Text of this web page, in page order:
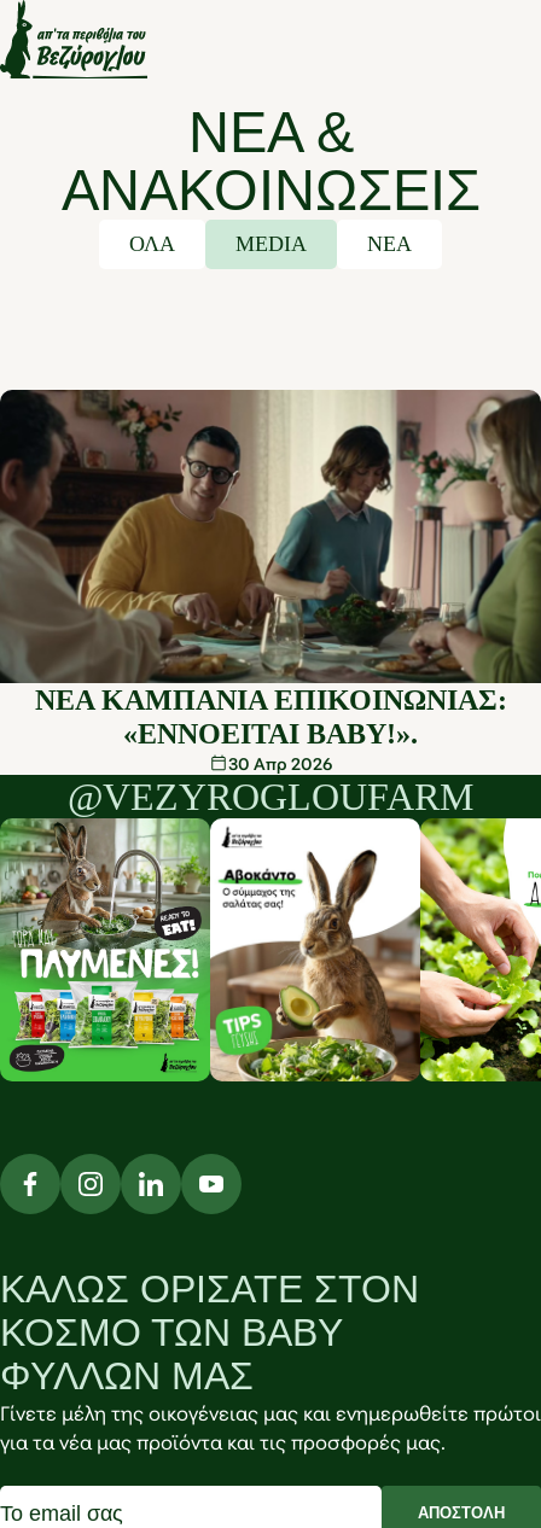
ΝΕΑ &
ΑΝΑΚΟΙΝΩΣΕΙΣ
ΌΛΑ MEDIA NEA
30 Απρ 2026
ΝΈΑ ΚΑΜΠΆΝΙΑ ΕΠΙΚΟΙΝΩΝΊΑΣ:
«ΕΝΝΟΕΊΤΑΙ BABY!».
@VEZYROGLOUFARM
ΚΑΛΩΣ ΟΡΙΣΑΤΕ ΣΤΟΝ
ΚΟΣΜΟ ΤΩΝ BABY
ΦΥΛΛΩΝ ΜΑΣ
Γίνετε μέλη της οικογένειας μας και ενημερωθείτε πρώτοι
για τα νέα μας προϊόντα και τις προσφορές μας.
ΑΠΟΣΤΟΛΗ